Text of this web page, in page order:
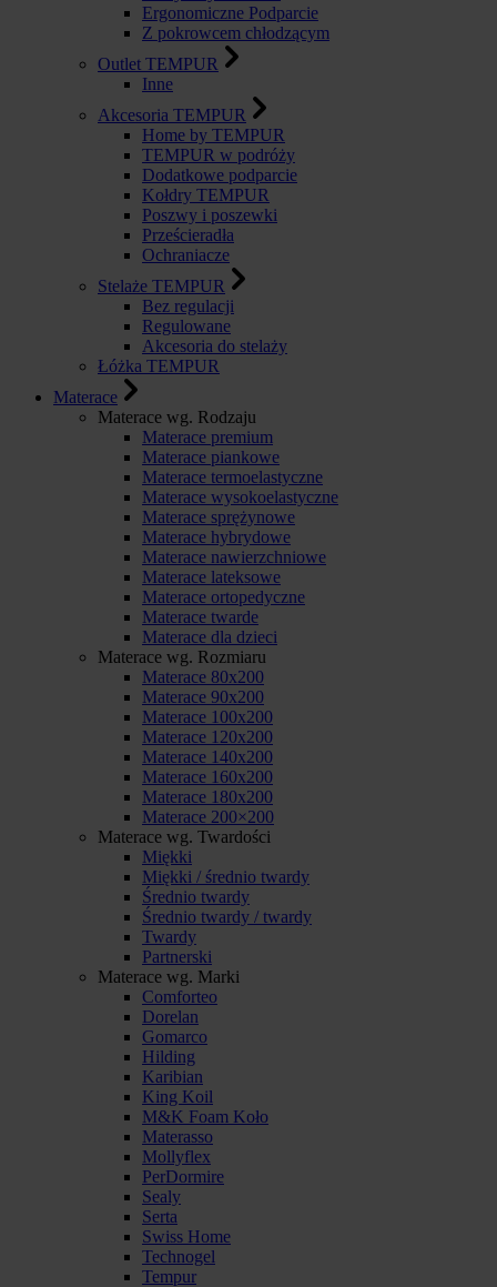
Ergonomiczne Podparcie
Z pokrowcem chłodzącym
Outlet TEMPUR
Inne
Akcesoria TEMPUR
Home by TEMPUR
TEMPUR w podróży
Dodatkowe podparcie
Kołdry TEMPUR
Poszwy i poszewki
Prześcieradła
Ochraniacze
Stelaże TEMPUR
Bez regulacji
Regulowane
Akcesoria do stelaży
Łóżka TEMPUR
Materace
Materace wg. Rodzaju
Materace premium
Materace piankowe
Materace termoelastyczne
Materace wysokoelastyczne
Materace sprężynowe
Materace hybrydowe
Materace nawierzchniowe
Materace lateksowe
Materace ortopedyczne
Materace twarde
Materace dla dzieci
Materace wg. Rozmiaru
Materace 80x200
Materace 90x200
Materace 100x200
Materace 120x200
Materace 140x200
Materace 160x200
Materace 180x200
Materace 200×200
Materace wg. Twardości
Miękki
Miękki / średnio twardy
Średnio twardy
Średnio twardy / twardy
Twardy
Partnerski
Materace wg. Marki
Comforteo
Dorelan
Gomarco
Hilding
Karibian
King Koil
M&K Foam Koło
Materasso
Mollyflex
PerDormire
Sealy
Serta
Swiss Home
Technogel
Tempur